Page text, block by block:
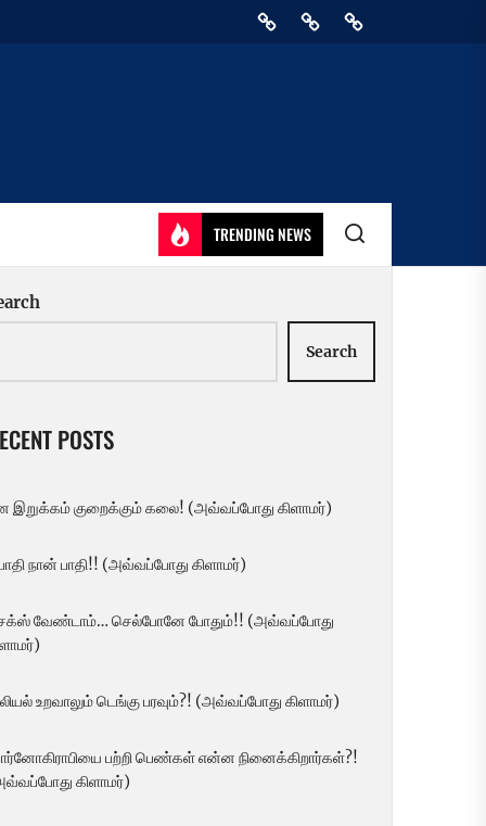
HomePrivacyAthirady
TRENDING NEWS
Search
POSTS
இறுக்கம் குறைக்கும் கலை! (அவ்வப்போது கிளாமர்)
நான் பாதி!! (அவ்வப்போது கிளாமர்)
வேண்டாம்… செல்போனே போதும்!! (அவ்வப்போது
உறவாலும் டெங்கு பரவும்?! (அவ்வப்போது கிளாமர்)
பற்றி பெண்கள் என்ன நினைக்கிறார்கள்?!
கிளாமர்)